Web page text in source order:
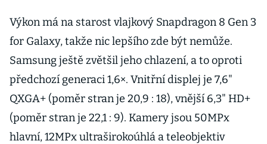
Výkon má na starost vlajkový Snapdragon 8 Gen 3
for Galaxy, takže nic lepšího zde být nemůže.
Samsung ještě zvětšil jeho chlazení, a to oproti
předchozí generaci 1,6×. Vnitřní displej je 7,6"
QXGA+ (poměr stran je 20,9 : 18), vnější 6,3" HD+
(poměr stran je 22,1 : 9). Kamery jsou 50MPx
hlavní, 12MPx ultraširokoúhlá a teleobjektiv